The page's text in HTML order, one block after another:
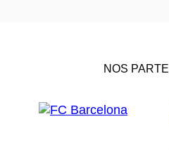
NOS